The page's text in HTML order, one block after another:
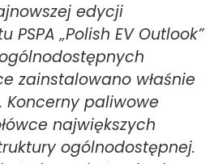
edycji
„Polish EV Outlook”
zainstalowano właśnie
paliwowe
największych
ogólnodostępnej.